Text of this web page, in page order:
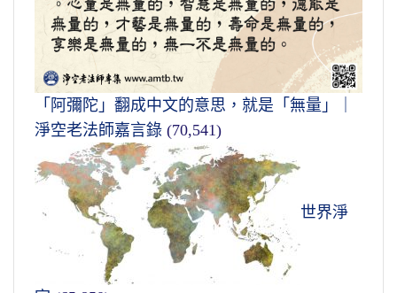
「阿彌陀」翻成中文的意思，就是「無量」｜
淨空老法師嘉言錄 (70,541)
世界淨